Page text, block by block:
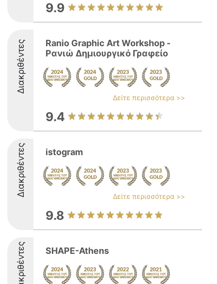
9.9
Διακριθέντες
Ranio Graphic Art Workshop -
Ρανιώ Δημιουργικό Γραφείο
Δείτε περισσότερα >>
9.4
Διακριθέντες istogram
Δείτε περισσότερα >>
9.8
Διακριθέντες SHAPE-Athens